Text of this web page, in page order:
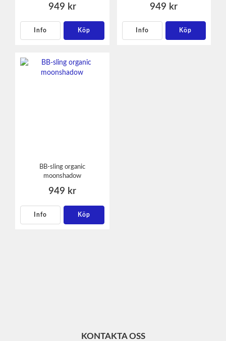
949 kr
Info Köp
949 kr
Info Köp
BB-sling organic
moonshadow
949 kr
Info Köp
KONTAKTA OSS